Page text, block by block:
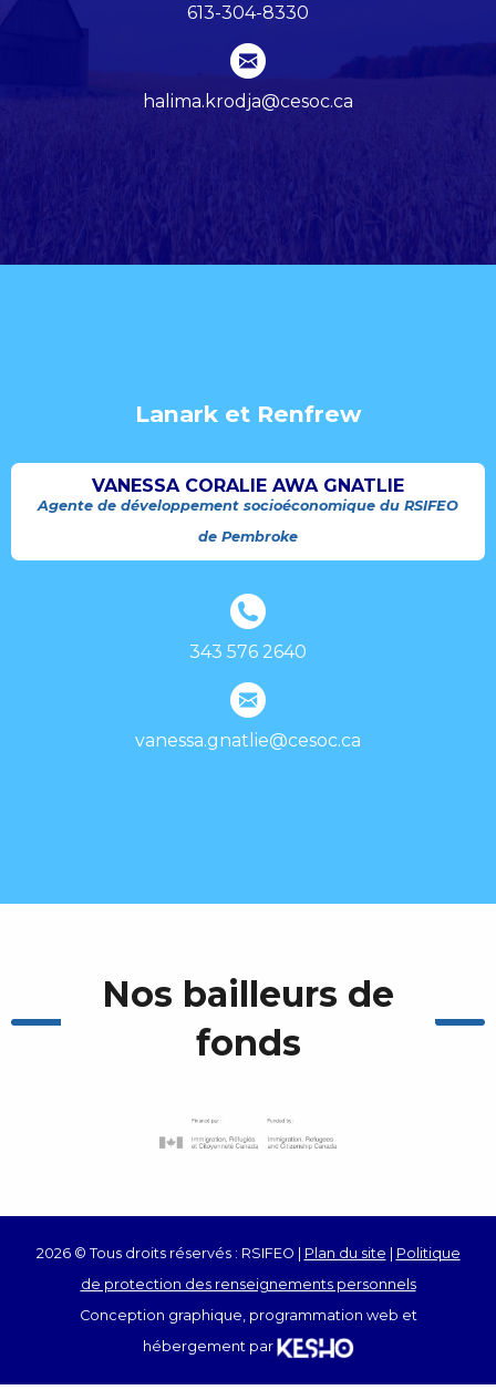
613-304-8330
halima.krodja@cesoc.ca
Lanark et Renfrew
VANESSA CORALIE AWA GNATLIE
Agente de développement socioéconomique du RSIFEO
de Pembroke
343 576 2640
vanessa.gnatlie@cesoc.ca
Nos bailleurs de
fonds
2026 © Tous droits réservés : RSIFEO | Plan du site
Politique
de protection des renseignements personnels
Conception graphique, programmation web et
hébergement par